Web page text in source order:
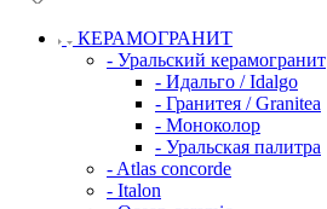
КЕРАМОГРАНИТ
- Уральский керамогранит
- Идальго / Idalgo
- Гранитея / Granitea
- Моноколор
- Уральская палитра
- Atlas concorde
- Italon